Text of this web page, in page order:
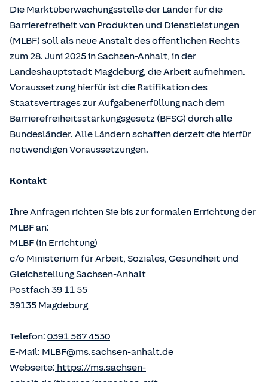
Die Marktüberwachungsstelle der Länder für die
Barrierefreiheit von Produkten und Dienstleistungen
(MLBF) soll als neue Anstalt des öffentlichen Rechts
zum 28. Juni 2025 in Sachsen-Anhalt, in der
Landeshauptstadt Magdeburg, die Arbeit aufnehmen.
Voraussetzung hierfür ist die Ratifikation des
Staatsvertrages zur Aufgabenerfüllung nach dem
Barrierefreiheitsstärkungsgesetz (BFSG) durch alle
Bundesländer. Alle Ländern schaffen derzeit die hierfür
notwendigen Voraussetzungen.
Kontakt
Ihre Anfragen richten Sie bis zur formalen Errichtung der
MLBF an:
MLBF (in Errichtung)
c/o Ministerium für Arbeit, Soziales, Gesundheit und
Gleichstellung Sachsen-Anhalt
Postfach 39 11 55
39135 Magdeburg
Telefon: 0391 567 4530
E-Mail: MLBF@ms.sachsen-anhalt.de
Webseite: https://ms.sachsen-